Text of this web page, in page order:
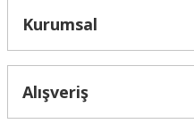
Kurumsal
Alışveriş